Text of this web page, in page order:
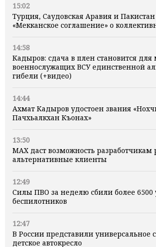
15:02
Турция, Саудовская Аравия и
«Мекканское соглашение» о
14:58
Кадыров: сдача в плен становится для
военнослужащих ВСУ единственной
гибели (+видео)
14:44
Ахмат Кадыров удостоен звания
Пачхьалкхан Къонах»
13:50
MAX даст возможность разработчикам
альтернативные клиенты
12:49
Силы ПВО за неделю сбили более 6500
беспилотников
12:47
В России представили универсальное
детское автокресло